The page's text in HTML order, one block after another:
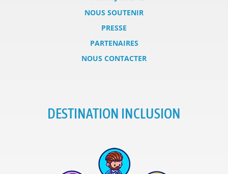
NOUS SOUTENIR
PRESSE
PARTENAIRES
NOUS CONTACTER
DESTINATION INCLUSION